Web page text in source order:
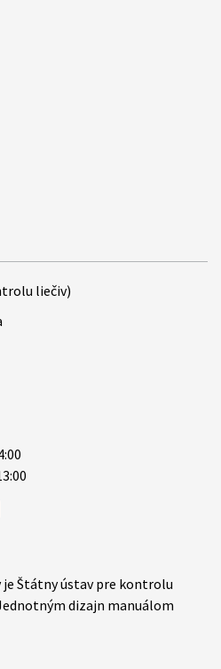
liečiv)
Štátny ústav pre kontrolu
dizajn manuálom